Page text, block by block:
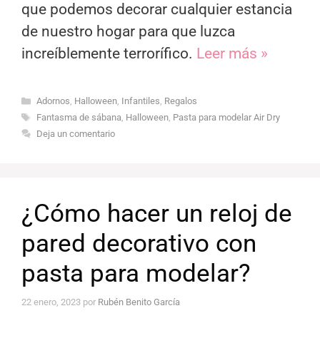
que podemos decorar cualquier estancia
de nuestro hogar para que luzca
increíblemente terrorífico. Leer más »
Categorías
Adornos, Halloween, Infantiles, Regalos
Etiquetas
Fantasma de sábana, Halloween, Pasta para modelar Air Dry
Deja un comentario
¿Cómo hacer un reloj de
pared decorativo con
pasta para modelar?
22 enero, 2023 por Rubén Benito García